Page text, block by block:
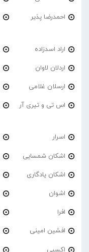
احمدرضا پذیر
اراد اسدزاده
اردلان لاوان
ارسلان غلامی
اس تی و تیری آر
اسرار
اشکان شمسایی
اشکان یادگاری
اشوان
افرا
افشین امینی
اکسپی